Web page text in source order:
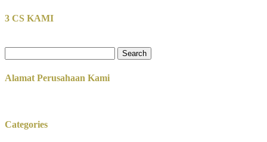
3 CS KAMI
for:
Alamat Perusahaan Kami
Categories